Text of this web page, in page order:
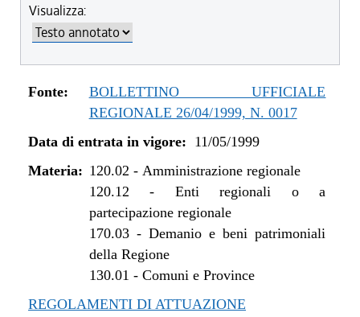
Visualizza:
Fonte:
BOLLETTINO UFFICIALE
REGIONALE 26/04/1999, N. 0017
Data di entrata in vigore: 11/05/1999
Materia: 120.02 - Amministrazione regionale
120.12 - Enti regionali o a
partecipazione regionale
170.03- Demanio e beni patrimoniali
della Regione
130.01 - Comuni e Province
REGOLAMENTI DI ATTUAZIONE